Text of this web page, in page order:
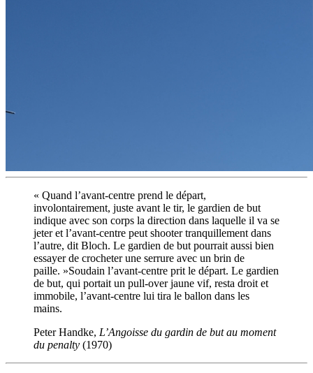
« Quand l’avant-centre prend le départ,
involontairement, juste avant le tir, le gardien de but
indique avec son corps la direction dans laquelle il va se
jeter et l’avant-centre peut shooter tranquillement dans
l’autre, dit Bloch. Le gardien de but pourrait aussi bien
essayer de crocheter une serrure avec un brin de
paille. »Soudain l’avant-centre prit le départ. Le gardien
de but, qui portait un pull-over jaune vif, resta droit et
immobile, l’avant-centre lui tira le ballon dans les
mains.
Peter Handke, L’Angoisse du gardin de but au moment
du penalty (1970)